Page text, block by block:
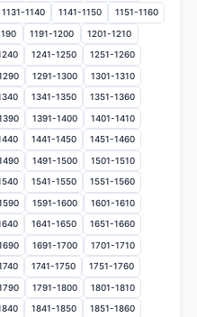
1131-1140 1141-1150 1151-1160
1191-1200 1201-1210
1241-1250 1251-1260
1291-1300 1301-1310
1341-1350 1351-1360
1391-1400 1401-1410
1441-1450 1451-1460
1491-1500 1501-1510
1541-1550 1551-1560
1591-1600 1601-1610
1641-1650 1651-1660
1691-1700 1701-1710
1741-1750 1751-1760
1791-1800 1801-1810
1841-1850 1851-1860